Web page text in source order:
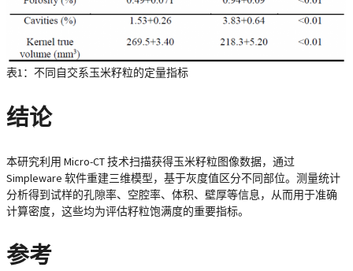
表1：不同自交系玉米籽粒的定量指标
结论
本研究利用 Micro-CT 技术扫描获得玉米籽粒图像数据，通过
Simpleware 软件重建三维模型，基于灰度值区分不同部位。测量统计
分析得到试样的孔隙率、空腔率、体积、壁厚等信息，从而用于准确
计算密度，这些均为评估籽粒饱满度的重要指标。
参考